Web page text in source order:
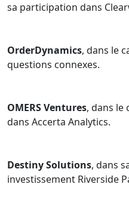
sa participation dans
OrderDynamics, dans le
questions connexes.
OMERS Ventures, dans le
dans Accerta Analytics.
Destiny Solutions, dans
investissement Riverside